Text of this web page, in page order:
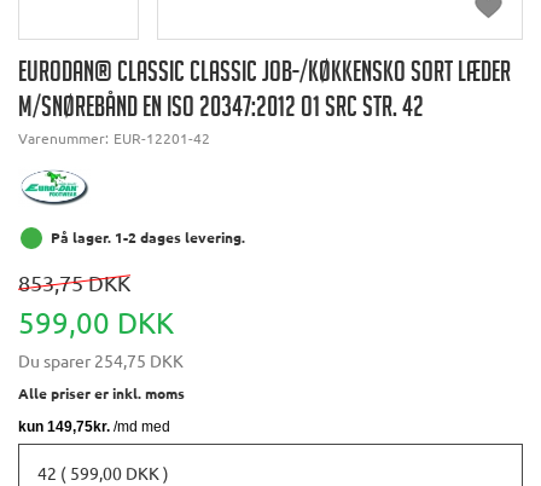
EURODAN® CLASSIC CLASSIC JOB-/KØKKENSKO SORT LÆDER
M/SNØREBÅND EN ISO 20347:2012 O1 SRC STR. 42
Varenummer: EUR-12201-42
På lager. 1-2 dages levering.
853,75 DKK
599,00 DKK
Du sparer 254,75 DKK
Alle priser er inkl. moms
42 ( 599,00 DKK )